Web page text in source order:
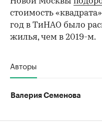
стоимость
год в ТиНАО было
жилья, чем в 2019-м.
Авторы
Валерия Семенова